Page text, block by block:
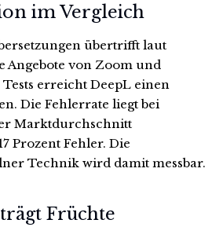
im Vergleich
übertrifft laut
Angebote von Zoom und
erreicht DeepL einen
Die Fehlerrate liegt bei
Marktdurchschnitt
Prozent Fehler. Die
Technik wird damit messbar.
Früchte